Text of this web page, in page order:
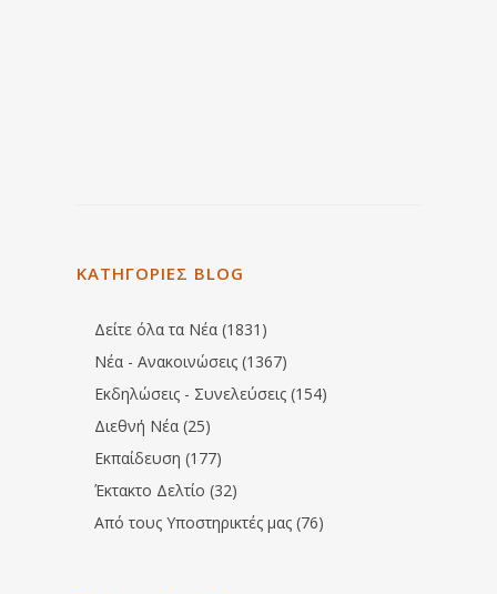
ΚΑΤΗΓΟΡΙΕΣ BLOG
Δείτε όλα τα Νέα (1831)
Νέα - Ανακοινώσεις (1367)
Εκδηλώσεις - Συνελεύσεις (154)
Διεθνή Νέα (25)
Εκπαίδευση (177)
Έκτακτο Δελτίο (32)
Από τους Υποστηρικτές μας (76)